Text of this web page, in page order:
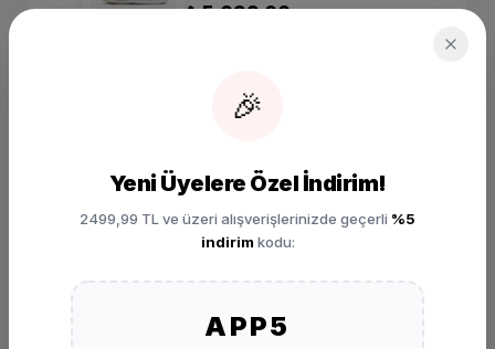
₺ 5.099,00
DEĞERLENDIRMELER
🎉
Yeni Üyelere Özel İndirim!
2499,99 TL ve üzeri alışverişlerinizde geçerli %5
indirim kodu:
APP5